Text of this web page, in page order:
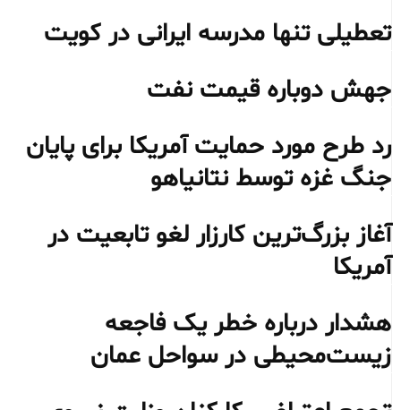
تعطیلی تنها مدرسه ایرانی در کویت
جهش دوباره قیمت نفت
رد طرح مورد حمایت آمریکا برای پایان
جنگ غزه توسط نتانیاهو
آغاز بزرگ‌ترین کارزار لغو تابعیت در
آمریکا
هشدار درباره خطر یک فاجعه
زیست‌محیطی در سواحل عمان